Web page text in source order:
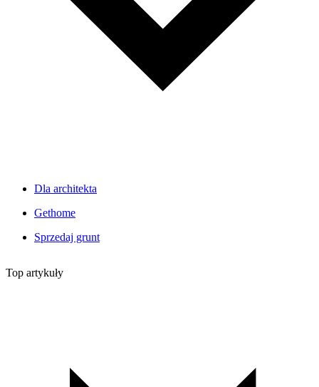
Dla architekta
Gethome
Sprzedaj grunt
Top artykuły